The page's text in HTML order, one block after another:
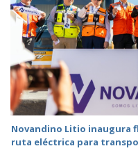
Novandino Litio inaugura
ruta eléctrica para